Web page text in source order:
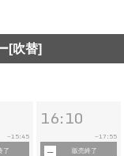
[吹替]
~15:45
了
16:10
~17:55
販売終了